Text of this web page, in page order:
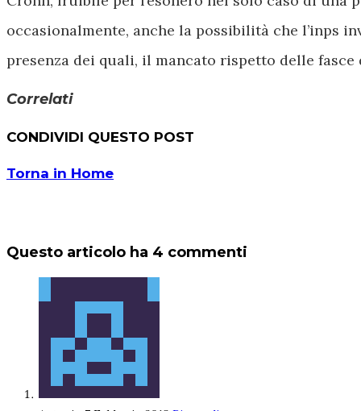
occasionalmente, anche la possibilità che l’inps
presenza dei quali, il mancato rispetto delle
Correlati
CONDIVIDI QUESTO POST
Torna in Home
Questo articolo ha 4 commenti